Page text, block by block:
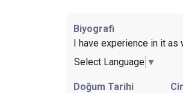
Biyografi
I have experience in it as
Select Language ▼
Doğum Tarihi